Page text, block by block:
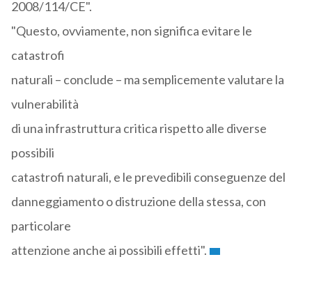
2008/114/CE".
"Questo, ovviamente, non significa evitare le
catastrofi
naturali – conclude – ma semplicemente valutare la
vulnerabilità
di una infrastruttura critica rispetto alle diverse
possibili
catastrofi naturali, e le prevedibili conseguenze del
danneggiamento o distruzione della stessa, con
particolare
attenzione anche ai possibili effetti".